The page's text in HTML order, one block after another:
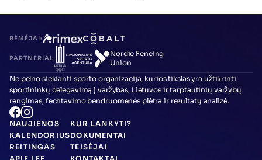
Ne pelno siekianti sporto organizacija, kurios tikslas yra užtikrinti
sportininkų delegavimą į varžybas, Lietuvos ir tarptautinių varžybų
rengimas, fechtavimo bendruomenės plėtra ir rezultatų analizė.
NAUJIENOS
KALENDORIUS
REITINGAS
KUR LANKYTI?
DOKUMENTAI
TEISĖJAI
RĖMĖJAI:
Nordic Fencing
Union
PARTNERIAI: